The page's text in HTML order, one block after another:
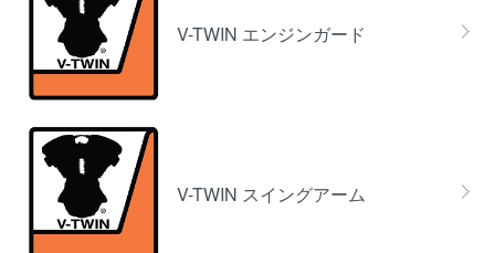
V-TWIN エンジンガード
V-TWIN スイングアーム